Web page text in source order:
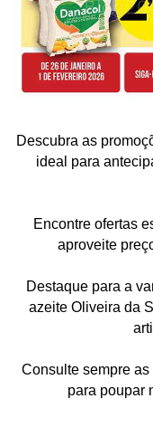
Descubra as
ideal para
Encontre ofertas
aproveite
Destaque para a
azeite Oliveira da
Consulte sempre
para poupar